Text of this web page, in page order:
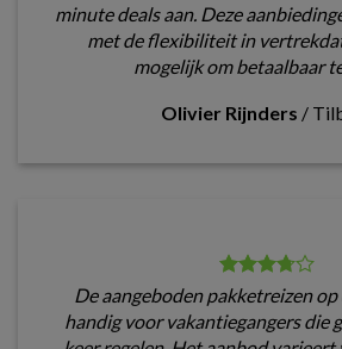
minute deals aan. Deze
met de flexibiliteit in
mogelijk om betaalbaar
Olivier Rijnders /
De aangeboden pakketreizen
handig voor vakantiegangers die